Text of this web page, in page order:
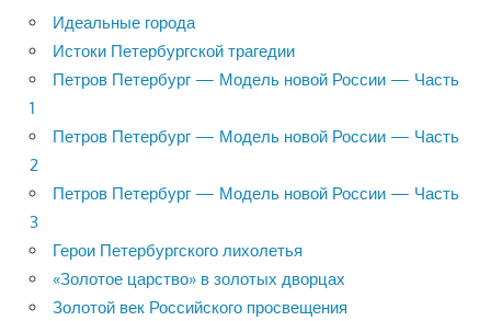
Идеальные города
Истоки Петербургской трагедии
Петров Петербург — Модель новой России — Часть
1
Петров Петербург — Модель новой России — Часть
2
Петров Петербург — Модель новой России — Часть
3
Герои Петербургского лихолетья
«Золотое царство» в золотых дворцах
Золотой век Российского просвещения